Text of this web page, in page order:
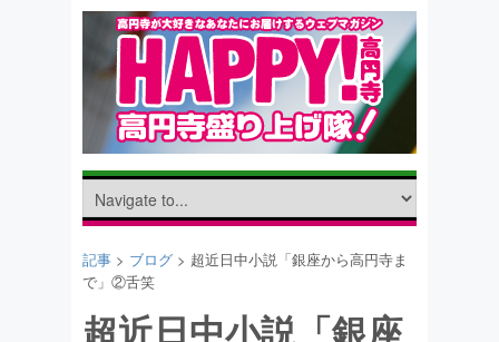
記事 > ブログ > 超近日中小説「銀座から高円寺ま
で」②舌笑
超近日中小説「銀座